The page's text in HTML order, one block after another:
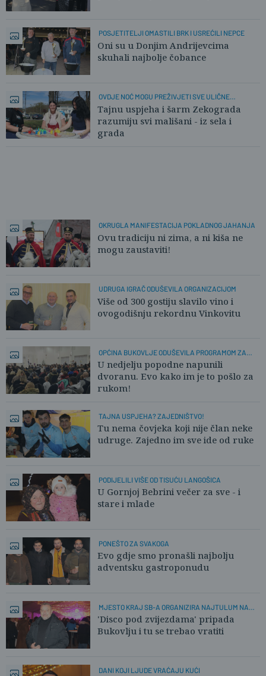
POSJETITELJI OMASTILI BRK I USREĆILI NEPCE
Oni su u Donjim Andrijevcima
skuhali najbolje čobance
OVDJE NOĆ MOGU PREŽIVJETI SVE ULIČNE
INSTALACIJE
Tajnu uspjeha i šarm Zekograda
razumiju svi mališani - iz sela i
grada
OKRUGLA MANIFESTACIJA POKLADNOG JAHANJA
Ovu tradiciju ni zima, a ni kiša ne
mogu zaustaviti!
UDRUGA IGRAČ ODUŠEVILA ORGANIZACIJOM
Više od 300 gostiju slavilo vino i
ovogodišnju rekordnu Vinkovitu
OPĆINA BUKOVLJE ODUŠEVILA PROGRAMOM ZA
DJECU
U nedjelju popodne napunili
dvoranu. Evo kako im je to pošlo za
rukom!
TAJNA USPJEHA? ZAJEDNIŠTVO!
Tu nema čovjeka koji nije član neke
udruge. Zajedno im sve ide od ruke
PODIJELILI VIŠE OD TISUĆU LANGOŠICA
U Gornjoj Bebrini večer za sve - i
stare i mlade
PONEŠTO ZA SVAKOGA
Evo gdje smo pronašli najbolju
adventsku gastroponudu
MJESTO KRAJ SB-A ORGANIZIRA NAJTULUM NA
OTVORENOM
'Disco pod zvijezdama' pripada
Bukovlju i tu se trebao vratiti
DANI KOJI LJUDE VRAĆAJU KUĆI